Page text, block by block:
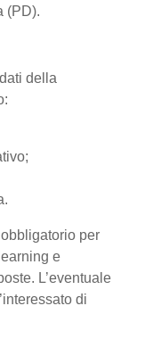
(PD).
della
per
e
L’eventuale
di